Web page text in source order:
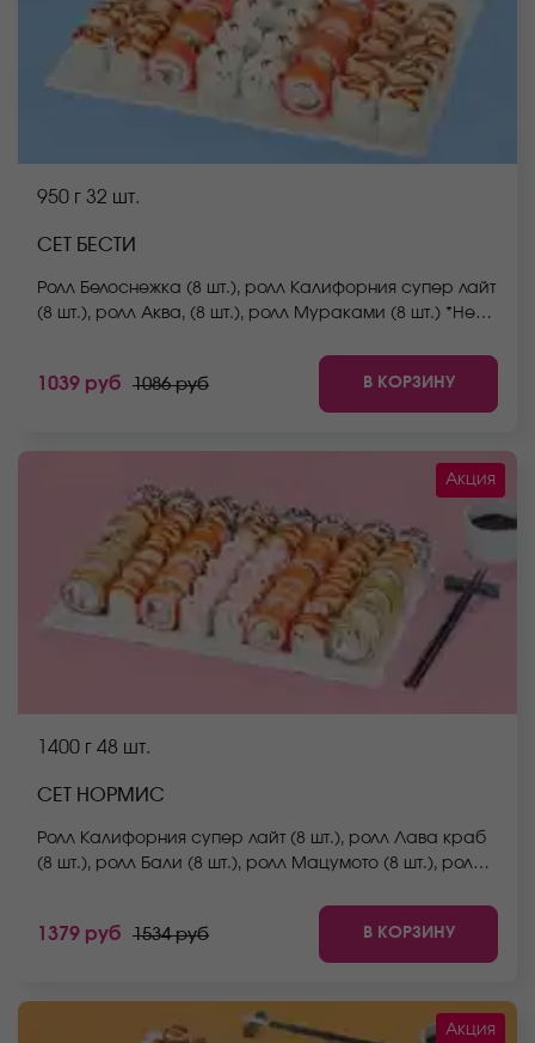
950 г 32 шт.
СЕТ БЕСТИ
Ролл Белоснежка (8 шт.), ролл Калифорния супер лайт
(8 шт.), ролл Аква, (8 шт.), ролл Мураками (8 шт.) *Не
Они не входят в стоимость заказа. *Внешний вид
блюда может отличаться от фото на сайте.
1039 руб 1086 руб В КОРЗИНУ
Акция
1400 г 48 шт.
СЕТ НОРМИС
Ролл Калифорния супер лайт (8 шт.), ролл Лава краб
(8 шт.), ролл Бали (8 шт.), ролл Мацумото (8 шт.), ролл
забудьте заказать имбирь, васаби и соевый соус.
Они не входят в стоимость заказа. *Внешний вид
блюда может отличаться от фото на сайте.
1379 руб 1534 руб В КОРЗИНУ
Акция